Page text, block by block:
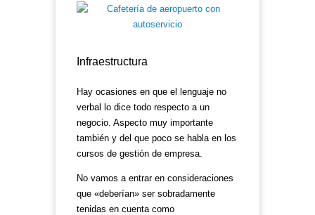
Infraestructura
Hay ocasiones en que el lenguaje no
verbal lo dice todo respecto a un
negocio. Aspecto muy importante
también y del que poco se habla en los
cursos de gestión de empresa.
No vamos a entrar en consideraciones
que «deberían» ser sobradamente
tenidas en cuenta como